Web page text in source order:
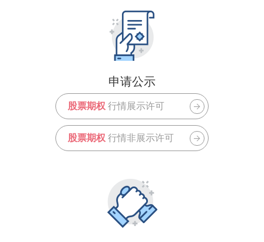
申请公示
股票期权 行情展示许可
股票期权 行情非展示许可